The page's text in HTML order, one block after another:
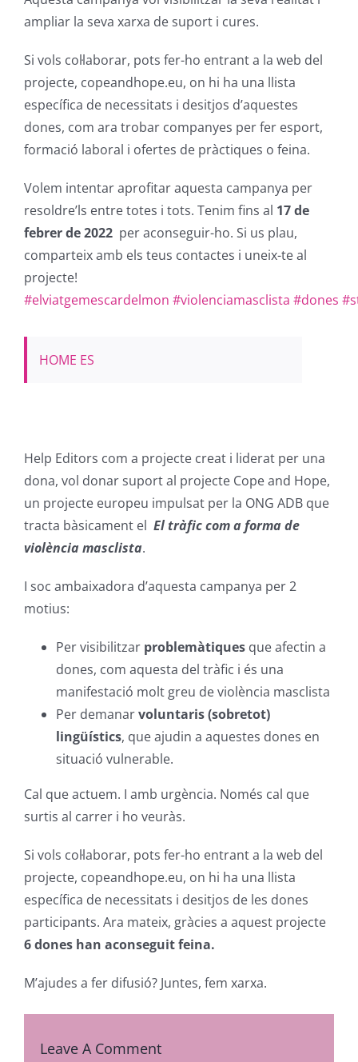
ampliar la seva xarxa de suport i cures.
Si vols col·laborar, pots fer-ho entrant a la web del
projecte, copeandhope.eu, on hi ha una llista
específica de necessitats i desitjos d’aquestes
dones, com ara trobar companyes per fer esport,
formació laboral i ofertes de pràctiques o feina.
Volem intentar aprofitar aquesta campanya per
resoldre’ls entre totes i tots. Tenim fins al 17 de
febrer de 2022 per aconseguir-ho. Si us plau,
comparteix amb els teus contactes i uneix-te al
projecte!
#elviatgemescardelmon #violenciamasclista #dones
HOME ES
Help Editors com a projecte creat i liderat per una
dona, vol donar suport al projecte Cope and Hope,
un projecte europeu impulsat per la ONG ADB que
tracta bàsicament el El tràfic com a forma de
violència masclista.
I soc ambaixadora d’aquesta campanya per 2
motius:
Per visibilitzar problemàtiquesque afectin a
dones, com aquesta del tràfic i és una
manifestació molt greu de violència masclista
Per demanarvoluntaris (sobretot)
lingüístics, que ajudin a aquestes dones en
situació vulnerable.
Cal que actuem. I amb urgència. Només cal que
surtis al carrer i ho veuràs.
Si vols col·laborar, pots fer-ho entrant a la web del
projecte, copeandhope.eu, on hi ha una llista
específica de necessitats i desitjos de les dones
participants. Ara mateix, gràcies a aquest projecte
6 dones han aconseguit feina.
M’ajudes a fer difusió? Juntes, fem xarxa.
Leave A Comment